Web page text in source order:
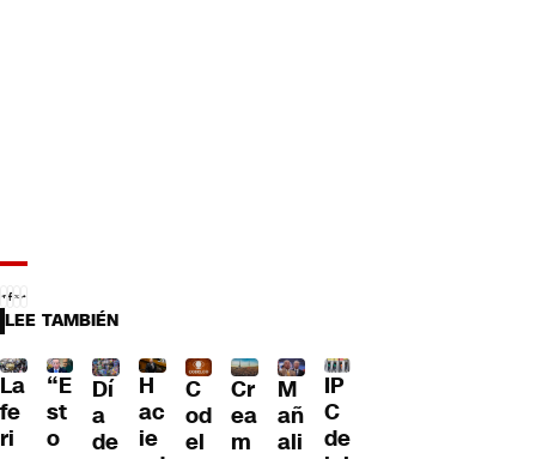
LEE TAMBIÉN
La
fe
ri
“E
st
o
Dí
a
de
H
ac
ie
C
od
el
Cr
ea
m
M
añ
ali
IP
C
de